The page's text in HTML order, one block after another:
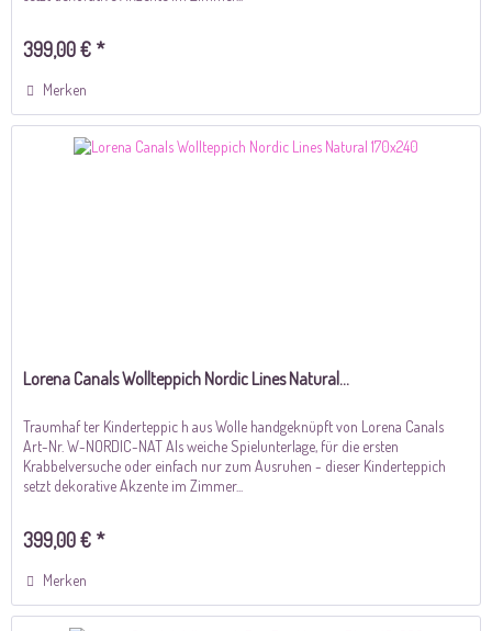
399,00 € *
Merken
Lorena Canals Wollteppich Nordic Lines Natural...
Traumhaf ter Kinderteppic h aus Wolle handgeknüpft von Lorena Canals
Art-Nr. W-NORDIC-NAT Als weiche Spielunterlage, für die ersten
Krabbelversuche oder einfach nur zum Ausruhen - dieser Kinderteppich
setzt dekorative Akzente im Zimmer...
399,00 € *
Merken